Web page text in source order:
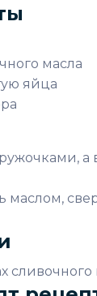
масла
яйца
а
маслом,